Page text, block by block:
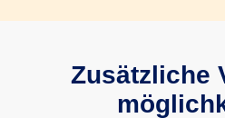
Zusätzliche